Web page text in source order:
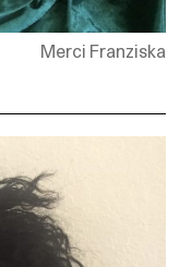
Merci Franziska